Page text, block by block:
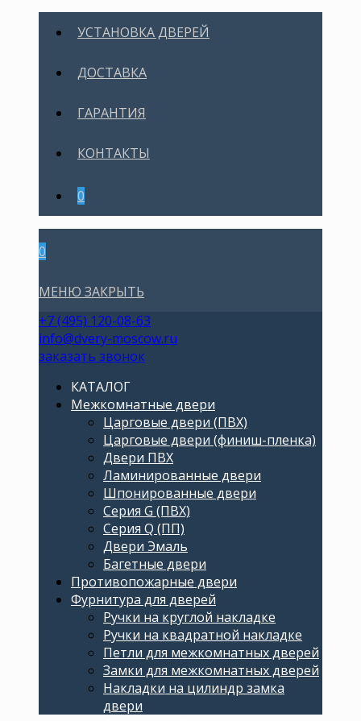
УСТАНОВКА ДВЕРЕЙ
ДОСТАВКА
ГАРАНТИЯ
КОНТАКТЫ
0
0
МЕНЮ ЗАКРЫТЬ
+7 (495) 120-08-63
info@dvery-moscow.ru
заказать звонок
КАТАЛОГ
Межкомнатные двери
Царговые двери (ПВХ)
Царговые двери (финиш-пленка)
Двери ПВХ
Ламинированные двери
Шпонированные двери
Серия G (ПВХ)
Серия Q (ПП)
Двери Эмаль
Багетные двери
Противопожарные двери
Фурнитура для дверей
Ручки на круглой накладке
Ручки на квадратной накладке
Петли для межкомнатных дверей
Замки для межкомнатных дверей
Накладки на цилиндр замка
двери